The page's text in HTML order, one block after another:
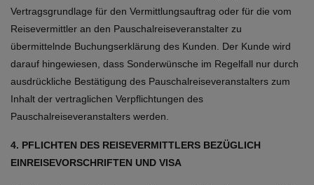
Vertragsgrundlage für den Vermittlungsauftrag oder für die vom
Reisevermittler an den Pauschalreiseveranstalter zu
übermittelnde Buchungserklärung des Kunden. Der Kunde wird
darauf hingewiesen, dass Sonderwünsche im Regelfall nur durch
ausdrückliche Bestätigung des Pauschalreiseveranstalters zum
Inhalt der vertraglichen Verpflichtungen des
Pauschalreiseveranstalters werden.
4. PFLICHTEN DES REISEVERMITTLERS BEZÜGLICH
EINREISEVORSCHRIFTEN UND VISA